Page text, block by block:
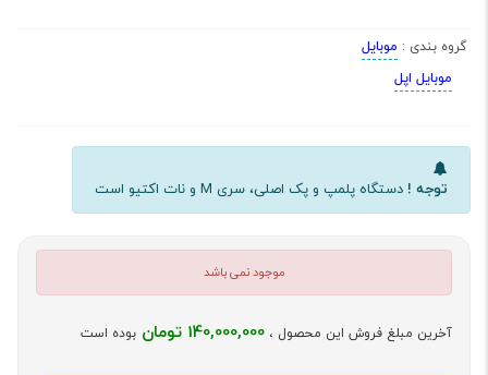
گروه بندی : موبایل
موبایل اپل
توجه ! دستگاه پلمپ و پک اصلی، سری M و نات اکتیو است
موجود نمی باشد
آخرین مبلغ فروش این محصول ، 140,000,000 تومان بوده است